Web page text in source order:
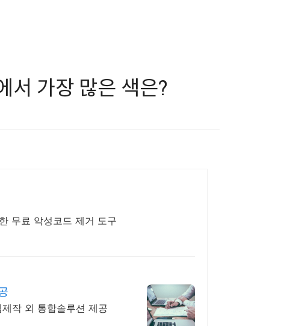
서 가장 많은 색은?
무료 악성코드 제거 도구
작 외 통합솔루션 제공